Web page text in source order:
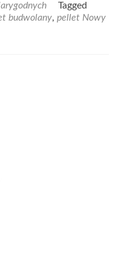
about
Gdzie
Tagged
budwolany, pellet Nowy